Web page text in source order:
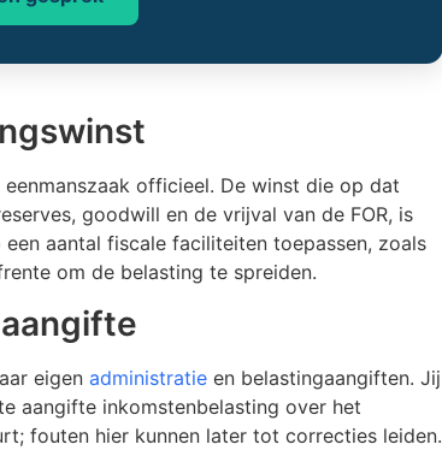
officieel. De winst die op dat
goodwill en de vrijval van de FOR, is
aantal fiscale faciliteiten toepassen, zoals
om de belasting te spreiden.
eigen administratieen belastingaangiften. Jij
aangifte inkomstenbelasting over het
fouten hier kunnen later tot correcties leiden.